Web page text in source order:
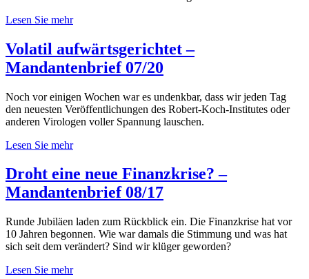
Lesen Sie mehr
Volatil aufwärtsgerichtet –
Mandantenbrief 07/20
Noch vor einigen Wochen war es undenkbar, dass wir jeden Tag
den neuesten Veröffentlichungen des Robert-Koch-Institutes oder
anderen Virologen voller Spannung lauschen.
Lesen Sie mehr
Droht eine neue Finanzkrise? –
Mandantenbrief 08/17
Runde Jubiläen laden zum Rückblick ein. Die Finanzkrise hat vor
10 Jahren begonnen. Wie war damals die Stimmung und was hat
sich seit dem verändert? Sind wir klüger geworden?
Lesen Sie mehr